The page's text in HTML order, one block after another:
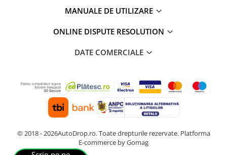
Rame adaptoare Alfa Romeo
Rame adaptoare Nissan
Rame adaptoare Fiat
Rame adaptoare Hyundai
Rame adaptoare Chevrolet
Rame adaptoare Jeep
MANUALE DE UTILIZARE
ONLINE DISPUTE RESOLUTION
DATE COMERCIALE
© 2018 - 2026AutoDrop.ro. Toate drepturile rezervate. Platforma
E-commerce by Gomag